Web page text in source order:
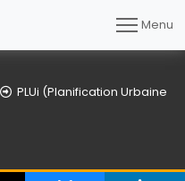
Menu
PLUi (Planification Urbaine